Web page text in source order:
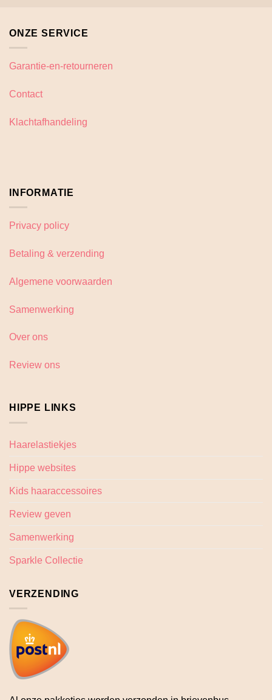
Deze
kan
productpagina
ONZE SERVICE
Garantie-en-retourneren
Contact
Klachtafhandeling
INFORMATIE
Privacy policy
Betaling & verzending
Algemene voorwaarden
Samenwerking
Over ons
Review ons
HIPPE LINKS
Haarelastiekjes
Hippe websites
Kids haaraccessoires
Review geven
Samenwerking
Sparkle Collectie
VERZENDING